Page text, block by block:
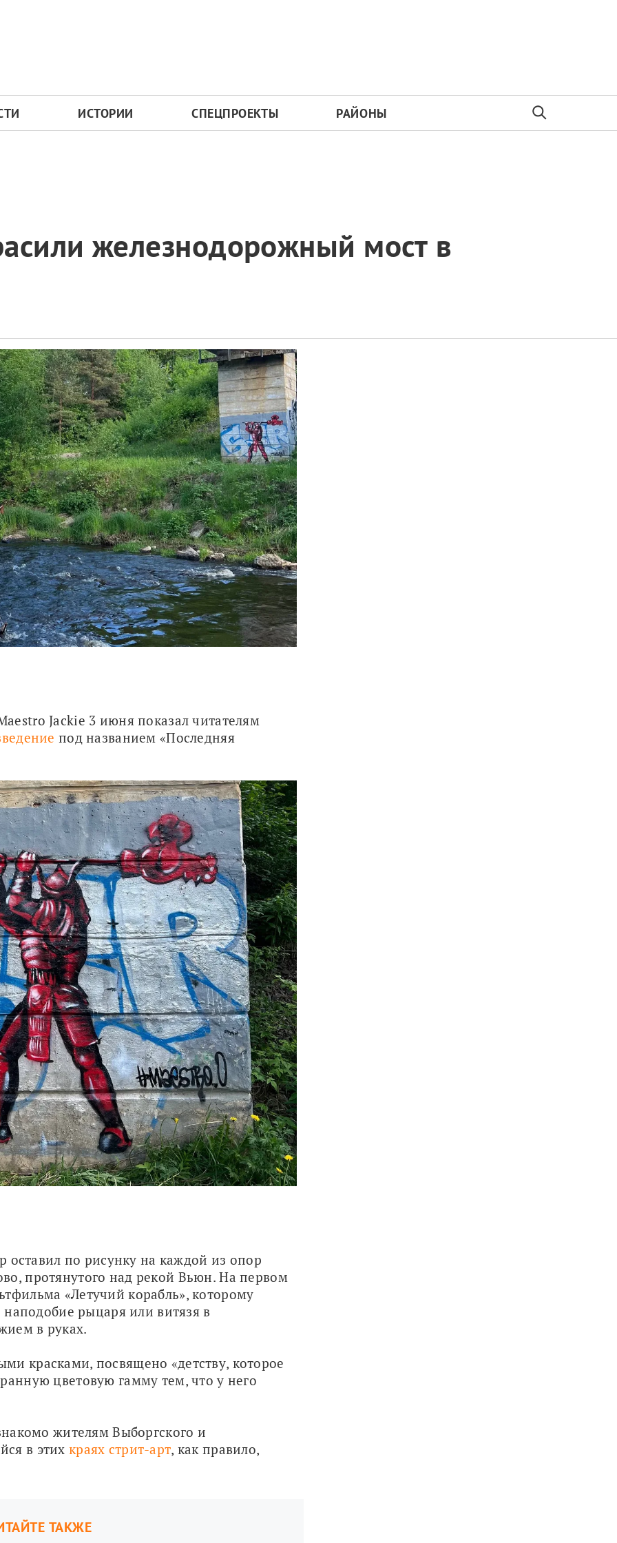
ИСТОРИИ СПЕЦПРОЕКТЫ РАЙОНЫ
железнодорожный мост в
Jackie 3 июня показал читателям
под названием «Последняя
оставил по рисунку на каждой из опор
протянутого над рекой Вьюн. На первом
«Летучий корабль», которому
рыцаря или витязя в
в руках.
красками, посвящено «детству, которое
цветовую гамму тем, что у него
жителям Выборгского и
в этих краях стрит-арт, как правило,
ТАКЖЕ